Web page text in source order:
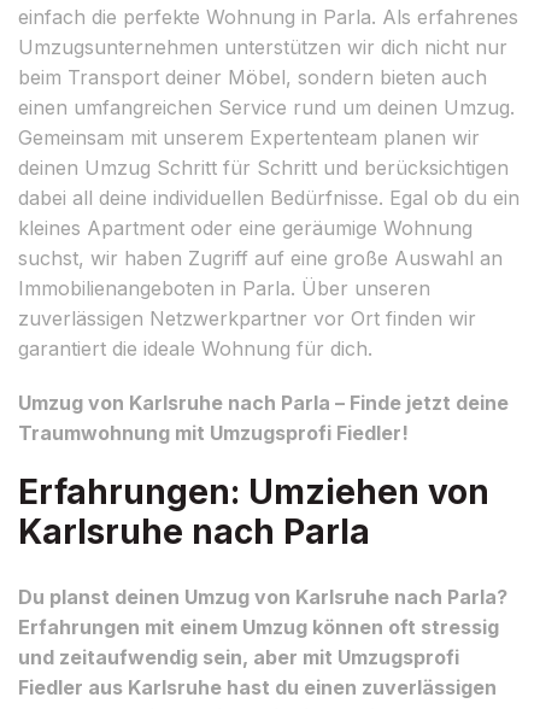
einfach die perfekte Wohnung in Parla. Als erfahrenes
Umzugsunternehmen unterstützen wir dich nicht nur
beim Transport deiner Möbel, sondern bieten auch
einen umfangreichen Service rund um deinen Umzug.
Gemeinsam mit unserem Expertenteam planen wir
deinen Umzug Schritt für Schritt und berücksichtigen
dabei all deine individuellen Bedürfnisse. Egal ob du ein
kleines Apartment oder eine geräumige Wohnung
suchst, wir haben Zugriff auf eine große Auswahl an
Immobilienangeboten in Parla. Über unseren
zuverlässigen Netzwerkpartner vor Ort finden wir
garantiert die ideale Wohnung für dich.
Umzug von Karlsruhe nach Parla – Finde jetzt deine
Traumwohnung mit Umzugsprofi Fiedler!
Erfahrungen: Umziehen von
Karlsruhe nach Parla
Du planst deinen Umzug von Karlsruhe nach Parla?
Erfahrungen mit einem Umzug können oft stressig
und zeitaufwendig sein, aber mit Umzugsprofi
Fiedler aus Karlsruhe hast du einen zuverlässigen